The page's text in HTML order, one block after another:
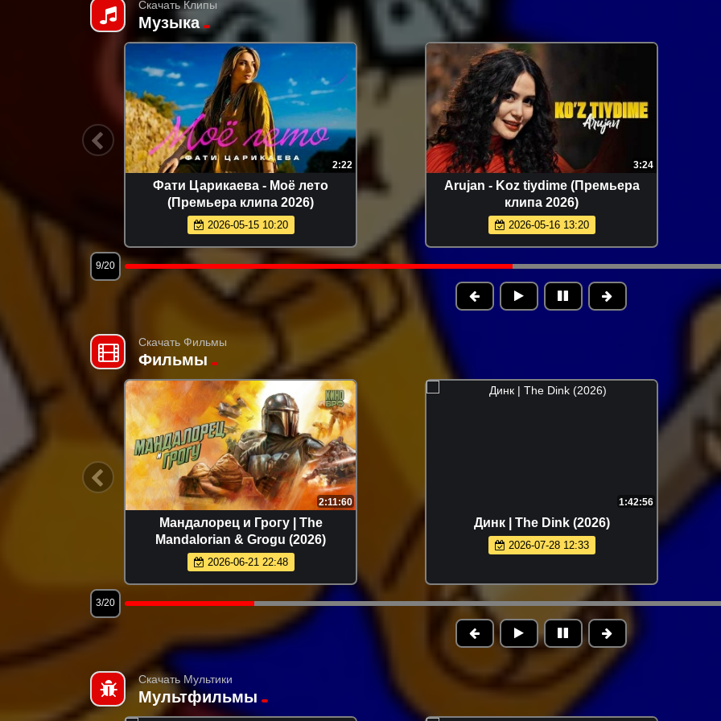
Скачать Клипы
Музыка
2:26
Tural Everest - Отравляешь ядом
(Премьера клипа 2026)
2026-05-28 13:22
1:52
ARTEE - Моя красивая (Премьера
клипа 2026)
2026-06-04 09:59
12/20
Скачать Фильмы
Фильмы
2:11:60
Мандалорец и Грогу | The
Mandalorian & Grogu (2026)
2026-06-21 22:48
1:42:56
Динк | The Dink (2026)
2026-07-28 12:33
3/20
Скачать Мультики
Мультфильмы